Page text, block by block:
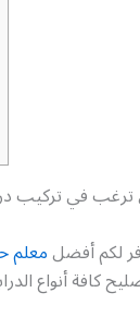
في تركيب
لكم أفضلمعلم
كافة أنواع